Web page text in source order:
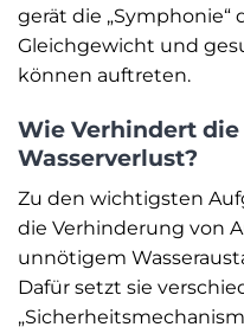
gerät die „Symphonie“
Gleichgewicht und
können auftreten.
Wie Verhindert
Wasserverlust?
Zu den wichtigsten
die Verhinderung von
unnötigem
Dafür setzt sie